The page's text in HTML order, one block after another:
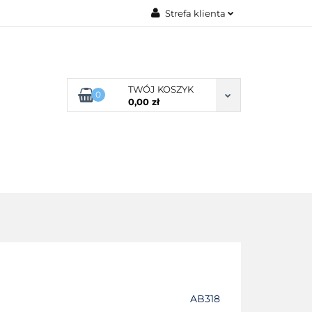
Strefa klienta
Dodaj zgłoszenie
0
TWÓJ KOSZYK
0,00 zł
AB318